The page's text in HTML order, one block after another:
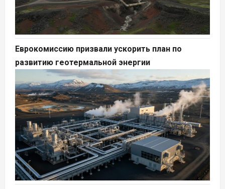
Еврокомиссию призвали ускорить план по
развитию геотермальной энергии